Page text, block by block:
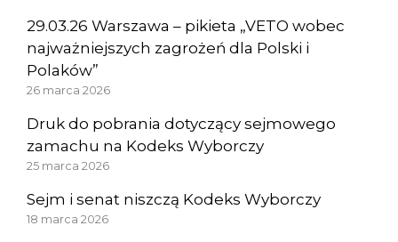
29.03.26 Warszawa – pikieta „VETO wobec
najważniejszych zagrożeń dla Polski i
Polaków”
26 marca 2026
Druk do pobrania dotyczący sejmowego
zamachu na Kodeks Wyborczy
25 marca 2026
Sejm i senat niszczą Kodeks Wyborczy
18 marca 2026